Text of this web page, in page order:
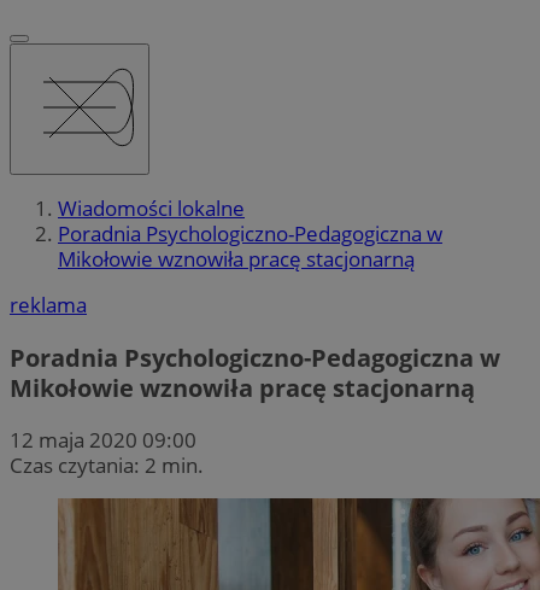
Wiadomości lokalne
Poradnia Psychologiczno-Pedagogiczna w
Mikołowie wznowiła pracę stacjonarną
reklama
Poradnia Psychologiczno-Pedagogiczna w
Mikołowie wznowiła pracę stacjonarną
12 maja 2020 09:00
Czas czytania: 2 min.